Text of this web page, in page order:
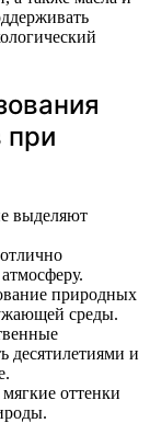
при
выделяют
природных
среды.
десятилетиями и
оттенки